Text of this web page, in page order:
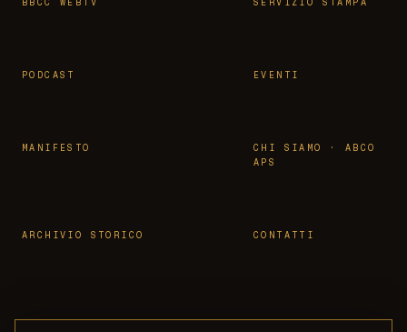
BBCC WEBTV SERVIZIO STAMPA
PODCAST EVENTI
MANIFESTO
CHI SIAMO · ABCO
APS
ARCHIVIO STORICO CONTATTI